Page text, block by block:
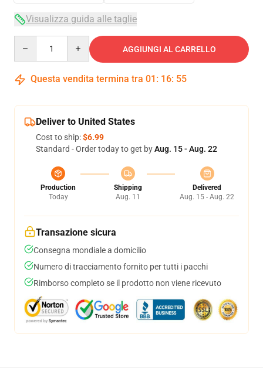
Visualizza guida alle taglie
AGGIUNGI AL CARRELLO
Questa vendita termina tra 01 : 16: 54
Deliver to United States
Cost to ship:$6.99
Standard - Order today to get byAug. 15 - Aug. 22
Production
Today
Shipping
Aug. 11
Delivered
Aug. 15 - Aug. 22
Transazione sicura
Consegna mondiale a domicilio
Numero di tracciamento fornito per tutti i pacchi
Rimborso completo se il prodotto non viene ricevuto